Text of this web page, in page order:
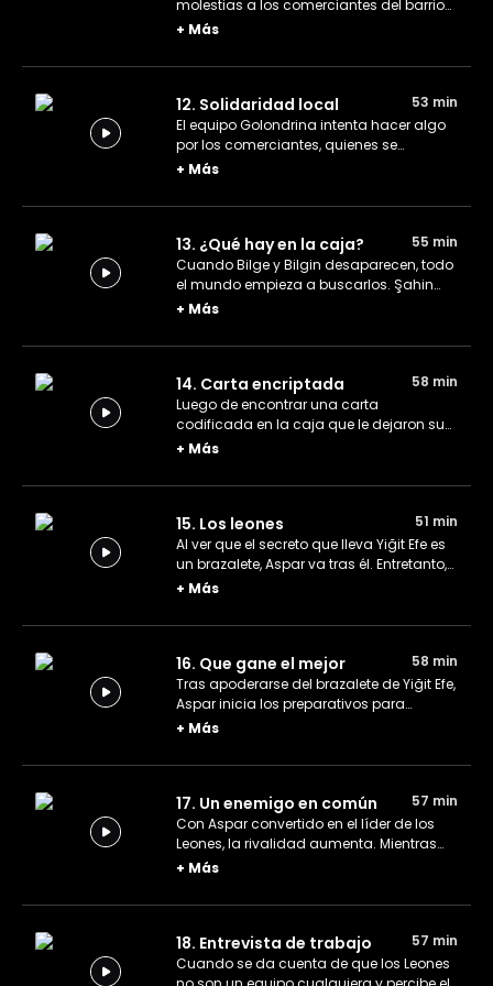
molestias a los comerciantes del barrio
con sus iniciativas. Los chicos siguen
malentendido provoca gran tensión
+ Más
12. Solidaridad local
53 min
El equipo Golondrina intenta hacer algo
por los comerciantes, quienes se
encuentran en una difícil situación.
heredado de la familia de Yiğit Efe.
+ Más
13. ¿Qué hay en la caja?
55 min
Cuando Bilge y Bilgin desaparecen, todo
el mundo empieza a buscarlos. Şahin
entra en la habitación con llave de la
Yiğit Efe.
+ Más
14. Carta encriptada
58 min
Luego de encontrar una carta
codificada en la caja que le dejaron sus
padres, Yiğit Efe recibe la ayuda del
+ Más
15. Los leones
51 min
Al ver que el secreto que lleva Yiğit Efe es
un brazalete, Aspar va tras él. Entretanto,
un nuevo grupo llega repentinamente a
Golondrina.
+ Más
16. Que gane el mejor
58 min
Tras apoderarse del brazalete de Yiğit Efe,
Aspar inicia los preparativos para
mudarse del barrio. Los Leones hacen
paso más a su objetivo.
+ Más
17. Un enemigo en común
57 min
Con Aspar convertido en el líder de los
Leones, la rivalidad aumenta. Mientras
tanto, Yiğit Efe cae en una trampa.
+ Más
18. Entrevista de trabajo
57 min
Cuando se da cuenta de que los Leones